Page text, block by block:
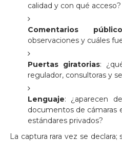
calidad y con qué acceso?
Comentarios
observaciones y cuáles
Puertas giratorias:
regulador, consultoras y
Lenguaje: ¿aparecen
documentos de cámaras
estándares privados?
La captura rara vez se